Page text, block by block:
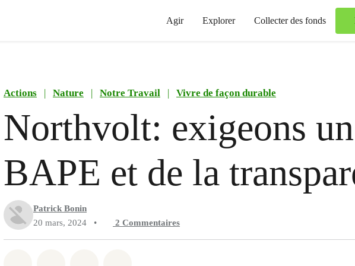
Agir Explorer Collecter des fonds
Actions | Nature | Notre Travail | Vivre de façon durable
Northvolt: exigeons un
BAPE et de la
Patrick Bonin
20 mars, 2024
• 2 Commentaires